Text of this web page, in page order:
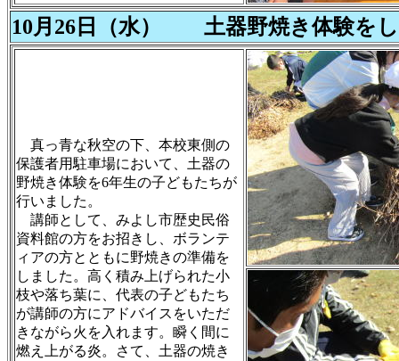
10月26日（水） 土器野焼き体験をし
真っ青な秋空の下、本校東側の
保護者用駐車場において、土器の
野焼き体験を6年生の子どもたちが
行いました。
講師として、みよし市歴史民俗
資料館の方をお招きし、ボランテ
ィアの方とともに野焼きの準備を
しました。高く積み上げられた小
枝や落ち葉に、代表の子どもたち
が講師の方にアドバイスをいただ
きながら火を入れます。瞬く間に
燃え上がる炎。さて、土器の焼き